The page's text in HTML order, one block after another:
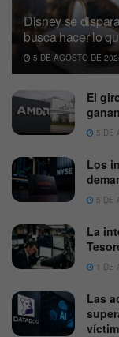
Disney se
busca hacer lo
5 DE AGOSTO DE
El
5 DE
Los
5 DE
La
1 DE
Las